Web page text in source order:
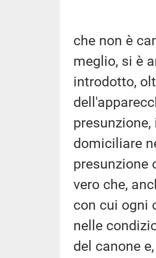
che non è
meglio, si è
introdotto,
domiciliare
presunzione
vero che,
con cui ogni
nelle
del canone